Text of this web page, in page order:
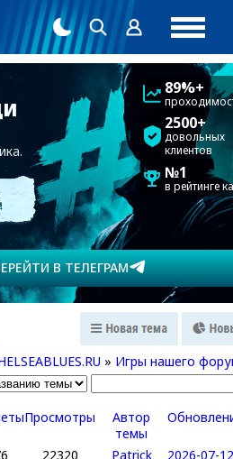
89%+
2500+
довольных
клиентов
№1
в рейтинге
В ТЕЛЕГРАМ
» Игры нашего
Просмотры
Автор
темы
22320 Patrick
2026-07-